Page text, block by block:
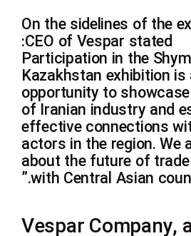
On the sidelines of the
CEO of Vespar stated:
“Participation in the
Kazakhstan exhibition is
opportunity to
of Iranian industry and
effective connections
actors in the region. We
about the future of
with Central Asian
Vespar Company,